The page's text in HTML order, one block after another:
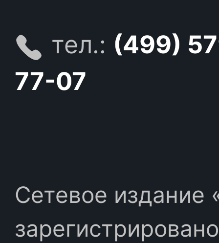
тел.: (499)
77-07
Сетевое издание